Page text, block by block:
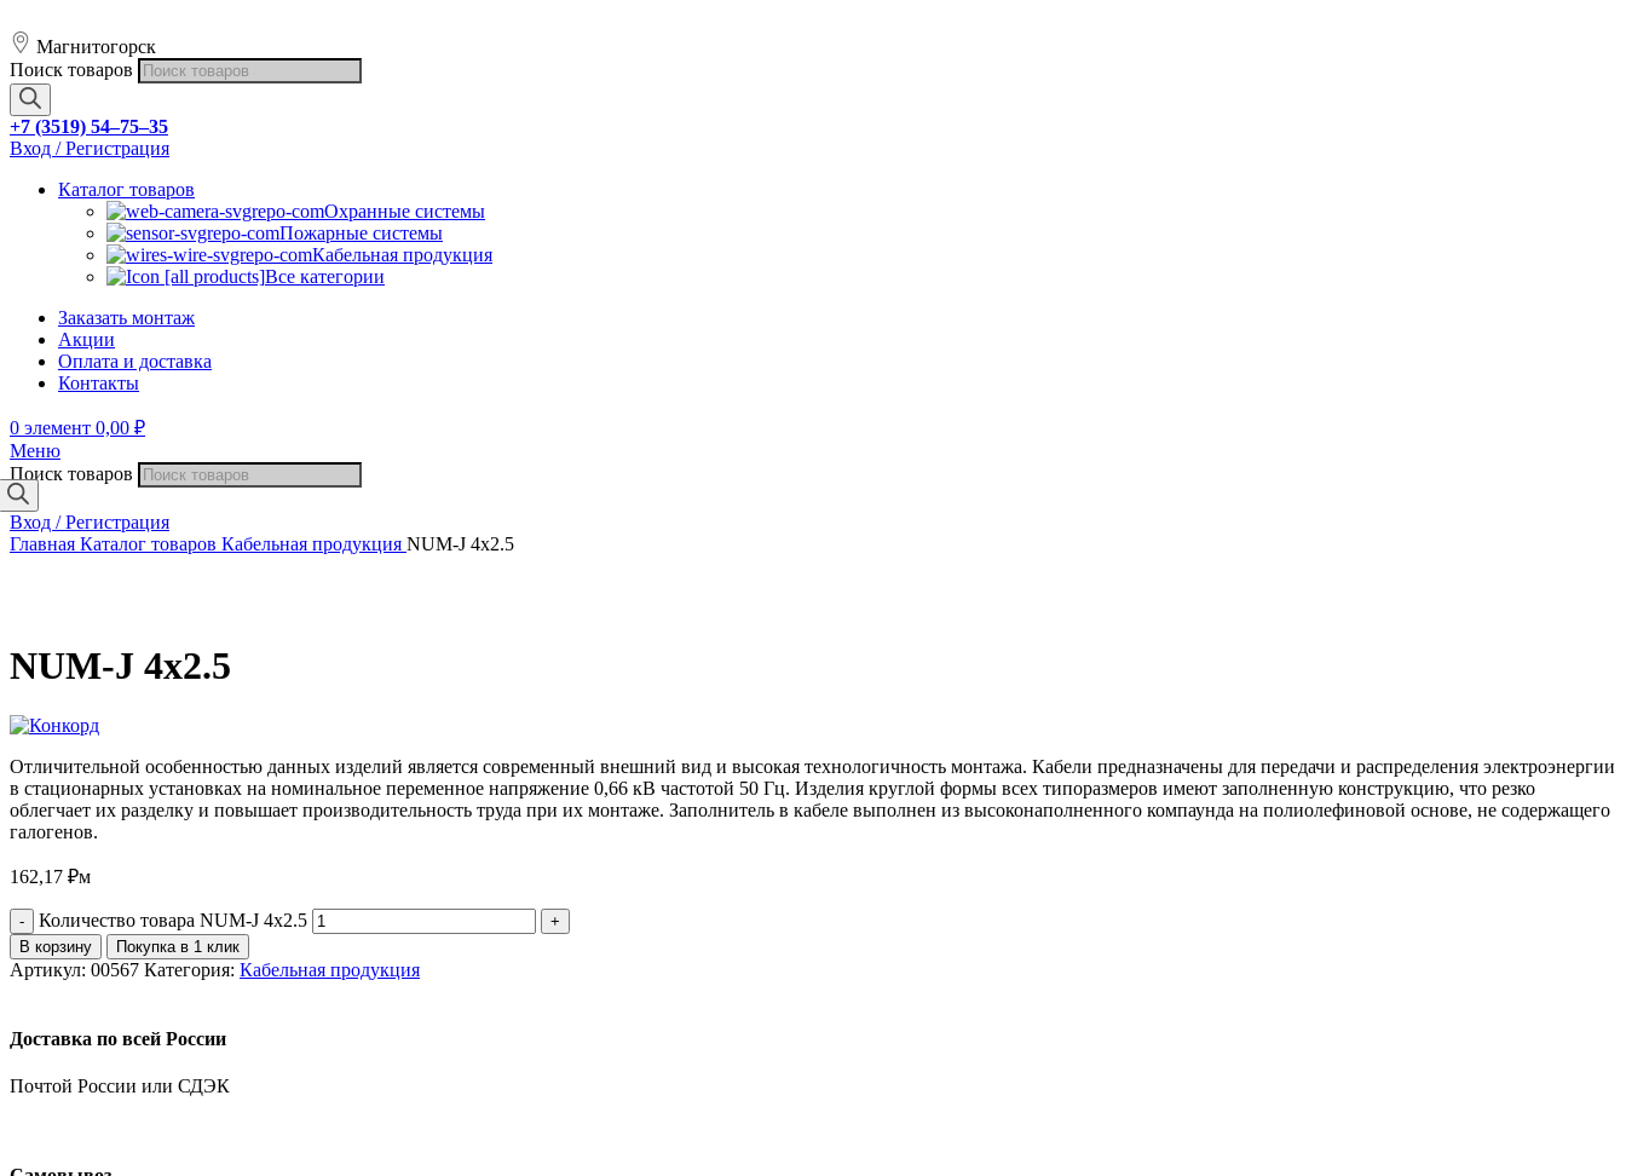
Магнитогорск
Поиск товаров
+7 (3519) 54‒75‒35
Вход / Регистрация
Каталог товаров
Охранные системы
Пожарные системы
Кабельная продукция
Все категории
Заказать монтаж
Акции
Оплата и доставка
Контакты
0 элемент 0,00 ₽
Меню
Поиск товаров
Вход / Регистрация
Главная Каталог товаров Кабельная продукция NUM-J 4х2.5
NUM-J 4х2.5
Отличительной особенностью данных изделий является современный внешний вид и высокая технологичность монтажа. Кабели предназначены для передачи и распределения электроэнергии
в стационарных установках на номинальное переменное напряжение 0,66 кВ частотой 50 Гц. Изделия круглой формы всех типоразмеров имеют заполненную конструкцию, что резко
облегчает их разделку и повышает производительность труда при их монтаже. Заполнитель в кабеле выполнен из высоконаполненного компаунда на полиолефиновой основе, не содержащего
галогенов.
162,17 ₽м
Количество товара NUM-J 4х2.5
В корзину Покупка в 1 клик
Артикул: 00567 Категория: Кабельная продукция
Доставка по всей России
Почтой России или СДЭК